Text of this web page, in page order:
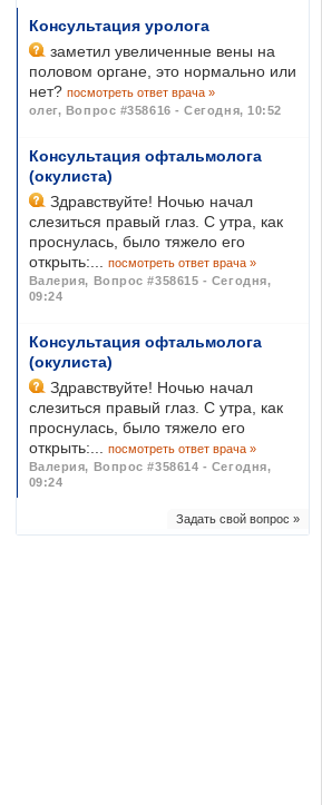
Консультация уролога
заметил увеличенные вены на
половом органе, это нормально или
нет? посмотреть ответ врача »
олег, Вопрос #358616 - Сегодня, 10:52
Консультация офтальмолога
(окулиста)
Здравствуйте! Ночью начал
слезиться правый глаз. С утра, как
проснулась, было тяжело его
открыть:...
посмотреть ответ врача »
Валерия, Вопрос #358615 - Сегодня,
09:24
Консультация офтальмолога
(окулиста)
Здравствуйте! Ночью начал
слезиться правый глаз. С утра, как
проснулась, было тяжело его
открыть:...
посмотреть ответ врача »
Валерия, Вопрос #358614 - Сегодня,
09:24
Задать свой вопрос »